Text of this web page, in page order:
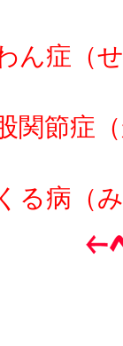
ん症（
関節症
る病（